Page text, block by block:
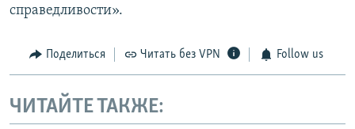
справедливости».
Поделиться Читать без VPN Follow us
ЧИТАЙТЕ ТАКЖЕ: